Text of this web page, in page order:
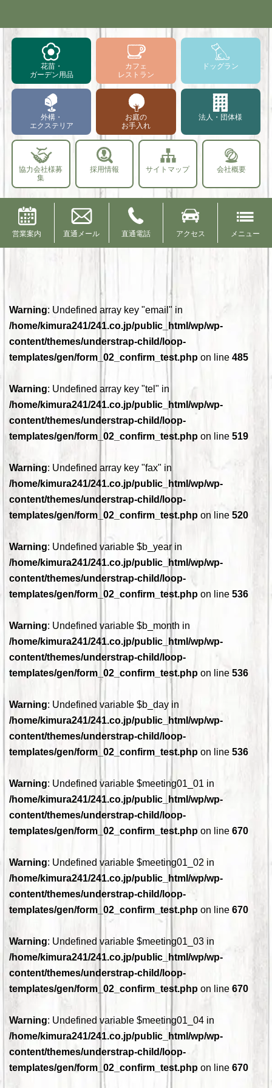
花苗・
ガーデン用品
カフェ
レストラン
ドッグラン
外構・
エクステリア
お庭の
お手入れ
法人・団体様
協力会社様募
集
採用情報 サイトマップ 会社概要
営業案内 直通メール 直通電話 アクセス メニュー
Warning: Undefined array key "email" in
/home/kimura241/241.co.jp/public_html/wp/wp-
content/themes/understrap-child/loop-
templates/gen/form_02_confirm_test.php on line 485
Warning: Undefined array key "tel" in
/home/kimura241/241.co.jp/public_html/wp/wp-
content/themes/understrap-child/loop-
templates/gen/form_02_confirm_test.php on line 519
Warning: Undefined array key "fax" in
/home/kimura241/241.co.jp/public_html/wp/wp-
content/themes/understrap-child/loop-
templates/gen/form_02_confirm_test.php on line 520
Warning: Undefined variable $b_year in
/home/kimura241/241.co.jp/public_html/wp/wp-
content/themes/understrap-child/loop-
templates/gen/form_02_confirm_test.php on line 536
Warning: Undefined variable $b_month in
/home/kimura241/241.co.jp/public_html/wp/wp-
content/themes/understrap-child/loop-
templates/gen/form_02_confirm_test.php on line 536
Warning: Undefined variable $b_day in
/home/kimura241/241.co.jp/public_html/wp/wp-
content/themes/understrap-child/loop-
templates/gen/form_02_confirm_test.php on line 536
Warning: Undefined variable $meeting01_01 in
/home/kimura241/241.co.jp/public_html/wp/wp-
content/themes/understrap-child/loop-
templates/gen/form_02_confirm_test.php on line 670
Warning: Undefined variable $meeting01_02 in
/home/kimura241/241.co.jp/public_html/wp/wp-
content/themes/understrap-child/loop-
templates/gen/form_02_confirm_test.php on line 670
Warning: Undefined variable $meeting01_03 in
/home/kimura241/241.co.jp/public_html/wp/wp-
content/themes/understrap-child/loop-
templates/gen/form_02_confirm_test.php on line 670
Warning: Undefined variable $meeting01_04 in
/home/kimura241/241.co.jp/public_html/wp/wp-
content/themes/understrap-child/loop-
templates/gen/form_02_confirm_test.php on line 670